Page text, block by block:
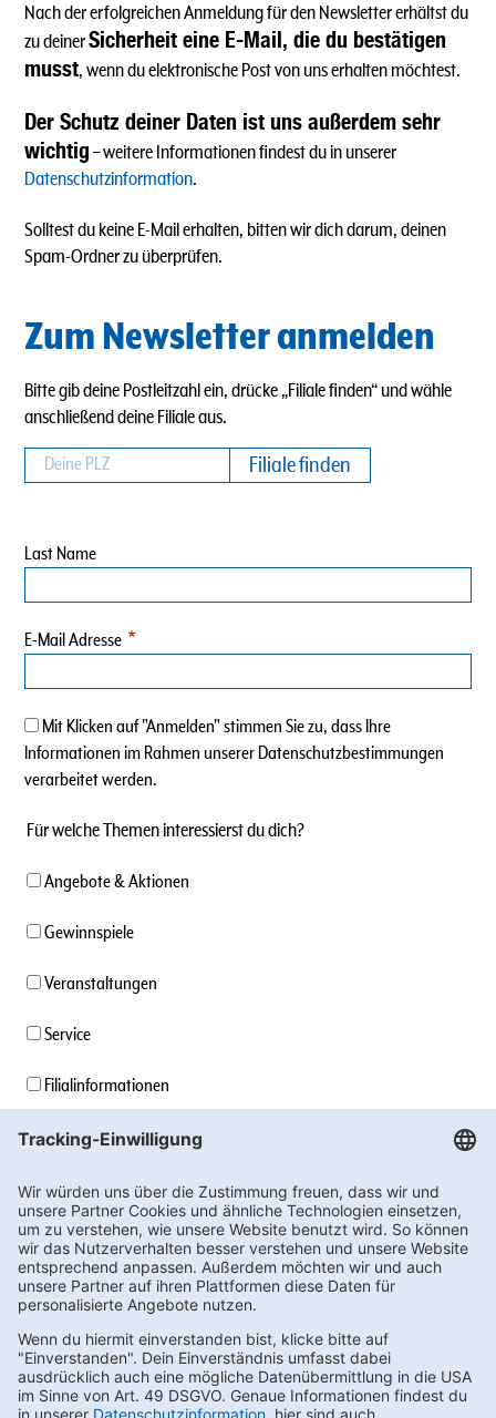
Nach der erfolgreichen Anmeldung für den Newsletter erhältst du
zu deinerSicherheit eine E-Mail, die du bestätigen
musst, wenn du elektronische Post von uns erhalten möchtest.
Der Schutz deiner Daten ist uns außerdem sehr
wichtig – weitere Informationen findest du in unserer
Datenschutzinformation.
Solltest du keine E-Mail erhalten, bitten wir dich darum, deinen
Spam-Ordner zu überprüfen.
Zum Newsletter anmelden
Bitte gib deine Postleitzahl ein, drücke „Filiale finden“ und wähle
anschließend deine Filiale aus.
E-Mail Adresse
Last Name
Mit Klicken auf "Anmelden" stimmen Sie zu, dass Ihre
Informationen im Rahmen unserer Datenschutzbestimmungen
verarbeitet werden.
Für welche Themen interessierst du dich?
Angebote & Aktionen
Gewinnspiele
Veranstaltungen
Service
Filialinformationen
Unternehmensinformationen
Stellenangebote
Soziales Engagement